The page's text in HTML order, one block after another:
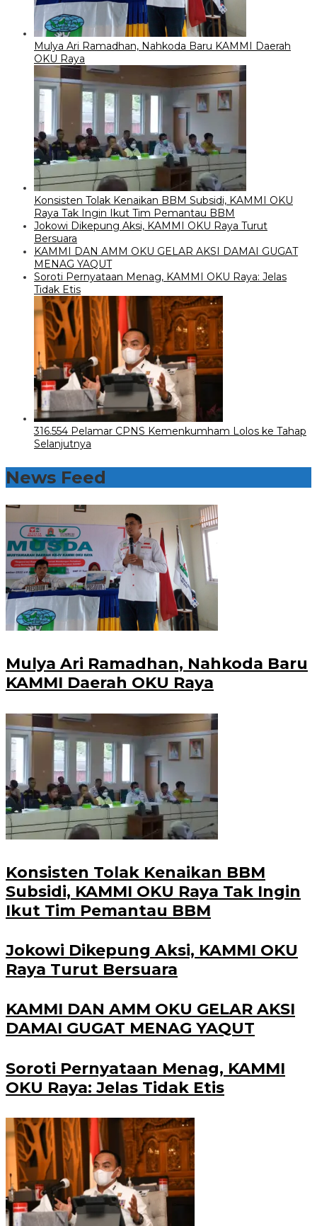
Mulya Ari Ramadhan, Nahkoda Baru KAMMI Daerah
OKU Raya
Konsisten Tolak Kenaikan BBM Subsidi, KAMMI OKU
Raya Tak Ingin Ikut Tim Pemantau BBM
Jokowi Dikepung Aksi, KAMMI OKU Raya Turut
Bersuara
KAMMI DAN AMM OKU GELAR AKSI DAMAI GUGAT
MENAG YAQUT
Soroti Pernyataan Menag, KAMMI OKU Raya: Jelas
Tidak Etis
316.554 Pelamar CPNS Kemenkumham Lolos ke Tahap
Selanjutnya
News Feed
Mulya Ari Ramadhan, Nahkoda Baru
KAMMI Daerah OKU Raya
Konsisten Tolak Kenaikan BBM
Subsidi, KAMMI OKU Raya Tak Ingin
Ikut Tim Pemantau BBM
Jokowi Dikepung Aksi, KAMMI OKU
Raya Turut Bersuara
KAMMI DAN AMM OKU GELAR AKSI
DAMAI GUGAT MENAG YAQUT
Soroti Pernyataan Menag, KAMMI
OKU Raya: Jelas Tidak Etis